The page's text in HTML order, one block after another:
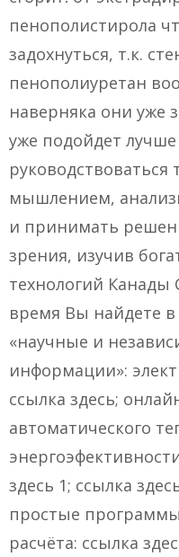
пенополистирола
задохнуться, т.к.
пенополиуретан
наверняка они уже
уже подойдет
мышлением,
и принимать
зрения, изучив
технологий
время Вы найдете
«научные и
информации»:
ссылка здесь;
автоматического
здесь 1; ссылка
простые
расчёта: ссылка